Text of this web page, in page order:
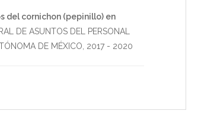
del cornichon (pepinillo) en
DE ASUNTOS DEL PERSONAL
DE MÉXICO 2017 - 2020